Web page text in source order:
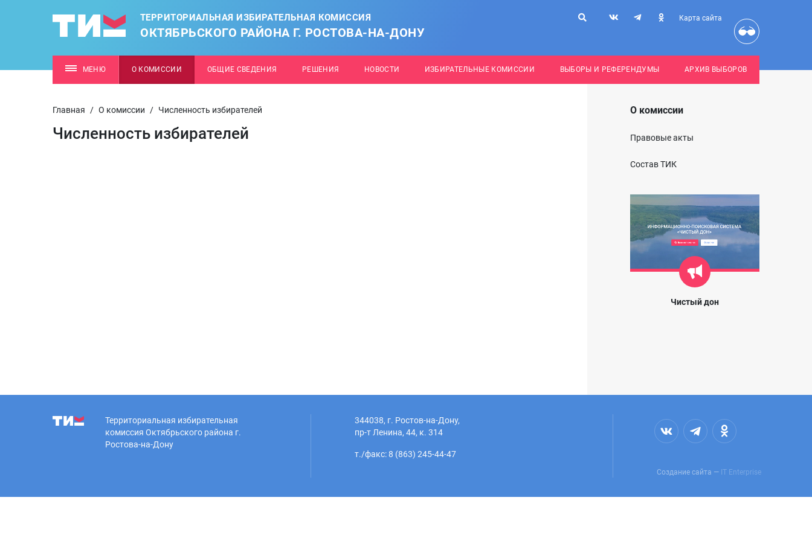
ТЕРРИТОРИАЛЬНАЯ ИЗБИРАТЕЛЬНАЯ КОМИССИЯ
ОКТЯБРЬСКОГО РАЙОНА Г. РОСТОВА-НА-ДОНУ
Карта сайта
МЕНЮ О КОМИССИИ ОБЩИЕ СВЕДЕНИЯ РЕШЕНИЯ НОВОСТИ ИЗБИРАТЕЛЬНЫЕ КОМИССИИ ВЫБОРЫ И РЕФЕРЕНДУМЫ АРХИВ ВЫБОРОВ
Главная / О комиссии / Численность избирателей
Численность избирателей
О комиссии
Правовые акты
Состав ТИК
Чистый дон
Территориальная избирательная
комиссия Октябрьского района г.
Ростова-на-Дону
344038, г. Ростов-на-Дону,
пр-т Ленина, 44, к. 314
т./факс: 8 (863) 245-44-47
Создание сайта — IT Enterprise